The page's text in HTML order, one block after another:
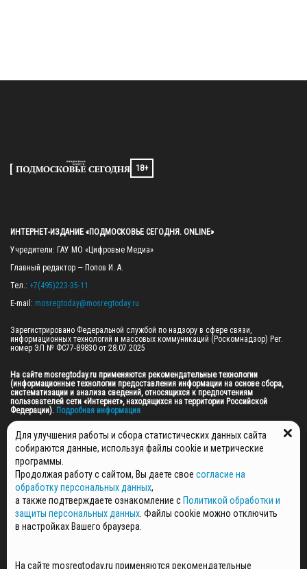
18+
ИНТЕРНЕТ-ИЗДАНИЕ «ПОДМОСКОВЬЕ СЕГОДНЯ. ONLINE»
Учредители: ГАУ МО «Цифровые Медиа»
Главный редактор — Попов И. А.
Тел.: +7(495)223-35-11
E-mail: mosregtoday@mosregtoday.ru
Зарегистрировано Федеральной службой по надзору в сфере связи,
информационных технологий и массовых коммуникаций (Роскомнадзор) Рег.
номер ЭЛ № ФС77-89830 от 28.07.2025
На сайте mosregtoday.ru применяются рекомендательные технологии
(информационные технологии предоставления информации на основе сбора,
систематизации и анализа сведений, относящихся к предпочтениям
пользователей сети «Интернет», находящихся на территории Российской
Федерации). Подробная информация
© 2026 ПРАВА НА ВСЕ МАТЕРИАЛЫ САЙТА ПРИНАДЛЕЖАТ ГАУ МО "ЦИФРОВЫЕ
МЕДИА" (ОГРН: 1255000059467).
ПОЛИТИКА ОБРАБОТКИ И ЗАЩИТЫ ПЕРСОНАЛЬНЫХ ДАННЫХ
НОВОСТИ
ГАЗЕТЫ
РЕКЛАМОДАТЕЛЯМ
Для улучшения работы и сбора статистических данных сайта
собираются данные, используя файлы cookie и метрические
программы.
Продолжая работу с сайтом, Вы даете свое согласие на
обработку персональных данных,
а также подтверждаете ознакомление с Политикой обработки и
защиты персональных данных . Файлы cookie можно отключить
в настройках Вашего браузера.
На сайте mosregtoday.ru применяются рекомендательные